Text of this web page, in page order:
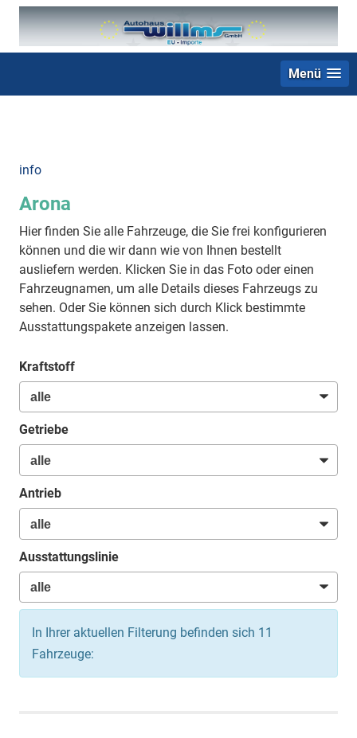
Menü
info
Arona
Hier finden Sie alle Fahrzeuge, die Sie frei konfigurieren
können und die wir dann wie von Ihnen bestellt
ausliefern werden. Klicken Sie in das Foto oder einen
Fahrzeugnamen, um alle Details dieses Fahrzeugs zu
sehen. Oder Sie können sich durch Klick bestimmte
Ausstattungspakete anzeigen lassen.
Kraftstoff
Getriebe
Antrieb
Ausstattungslinie
In Ihrer aktuellen Filterung befinden sich 11
Fahrzeuge: